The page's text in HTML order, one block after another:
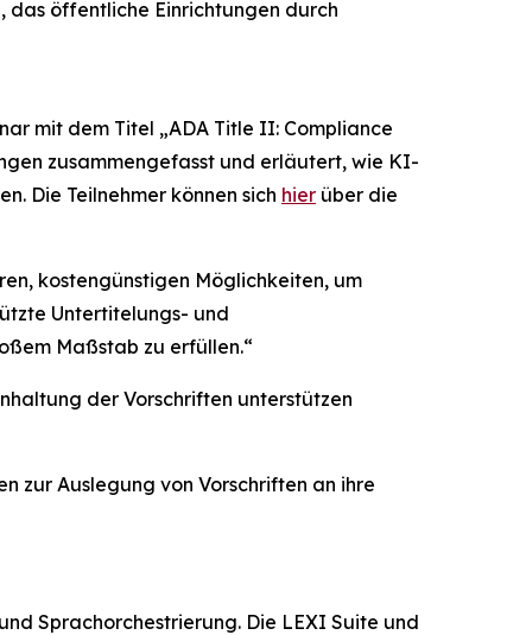
das öffentliche Einrichtungen durch
mit dem Titel „ADA Title II: Compliance
zusammengefasst und erläutert, wie KI-
Die Teilnehmer können sich hier über die
kostengünstigen Möglichkeiten, um
Untertitelungs- und
Maßstab zu erfüllen.“
der Vorschriften unterstützen
zur Auslegung von Vorschriften an ihre
Sprachorchestrierung. Die LEXI Suite und